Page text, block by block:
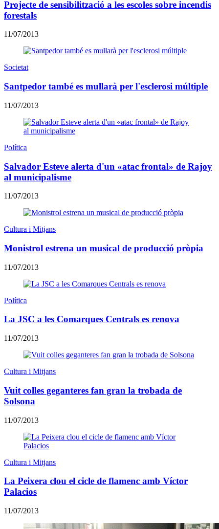
Projecte de sensibilització a les escoles sobre incendis
forestals
11/07/2013
Societat
Santpedor també es mullarà per l'esclerosi múltiple
11/07/2013
Política
Salvador Esteve alerta d'un «atac frontal» de Rajoy
al municipalisme
11/07/2013
Cultura i Mitjans
Monistrol estrena un musical de producció pròpia
11/07/2013
Política
La JSC a les Comarques Centrals es renova
11/07/2013
Cultura i Mitjans
Vuit colles geganteres fan gran la trobada de
Solsona
11/07/2013
Cultura i Mitjans
La Peixera clou el cicle de flamenc amb Víctor
Palacios
11/07/2013